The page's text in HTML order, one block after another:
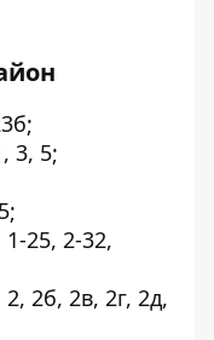
3, 5;
25, 2-32,
2б, 2в, 2г, 2д,